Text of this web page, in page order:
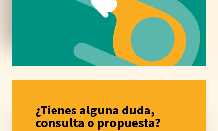
¿Tienes alguna duda,
consulta o propuesta?